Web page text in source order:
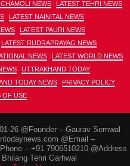
NEWS
LATEST TEHRI NEWS
LATEST NAINITAL NEWS
LATEST PAURI NEWS
LATEST RUDRAPRAYAG NEWS
NEWS
LATEST WORLD NEWS
UTTRAKHAND TODAY
TODAY NEWS
PRIVACY POLICY
OF USE
26 @Founder – Gaurav Semwal
@Email –
– +91.7906510210 @Address
Tehri Garhwal